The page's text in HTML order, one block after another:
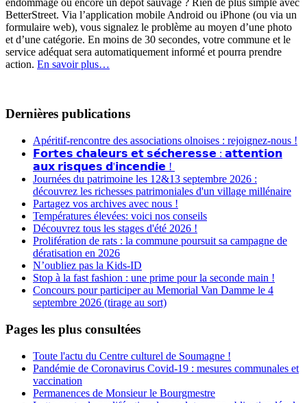
BetterStreet. Via l’application mobile Android ou iPhone (ou via un
formulaire web), vous signalez le problème au moyen d’une photo
et d’une catégorie. En moins de 30 secondes, votre commune et le
service adéquat sera automatiquement informé et pourra prendre
action. En savoir plus…
Dernières publications
Apéritif-rencontre des associations olnoises : rejoignez-nous !
𝗙𝗼𝗿𝘁𝗲𝘀 𝗰𝗵𝗮𝗹𝗲𝘂𝗿𝘀 𝗲𝘁 𝘀𝗲́𝗰𝗵𝗲𝗿𝗲𝘀𝘀𝗲 : 𝗮𝘁𝘁𝗲𝗻𝘁𝗶𝗼𝗻
𝗮𝘂𝘅 𝗿𝗶𝘀𝗾𝘂𝗲𝘀 𝗱'𝗶𝗻𝗰𝗲𝗻𝗱𝗶𝗲 !
Journées du patrimoine les 12&13 septembre 2026 :
découvrez les richesses patrimoniales d'un village millénaire
Partagez vos archives avec nous !
Températures élevées: voici nos conseils
Découvrez tous les stages d'été 2026 !
Prolifération de rats : la commune poursuit sa campagne de
dératisation en 2026
N’oubliez pas la Kids-ID
Stop à la fast fashion : une prime pour la seconde main !
Concours pour participer au Memorial Van Damme le 4
septembre 2026 (tirage au sort)
Pages les plus consultées
Toute l'actu du Centre culturel de Soumagne !
Pandémie de Coronavirus Covid-19 : mesures communales et
vaccination
Permanences de Monsieur le Bourgmestre